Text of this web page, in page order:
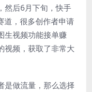
然后6月下旬，快手
道，很多创作者申请
生视频功能接单赚
视频，获取了非常大
是做流量，那么选择